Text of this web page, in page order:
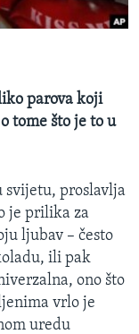
parova koji
tome što je to u
svijetu, proslavlja
je prilika za
ljubav – često
ili pak
ono što
vrlo je
uredu